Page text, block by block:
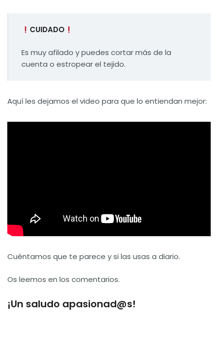
CUIDADO
Es muy afilado y puedes cortar más de la
cuenta o estropear el tejido.
Aquí les dejamos el video para que lo entiendan mejor:
Cuéntamos que te parece y si las usas a diario.
Os leemos en los comentarios.
¡Un saludo apasionad@s!